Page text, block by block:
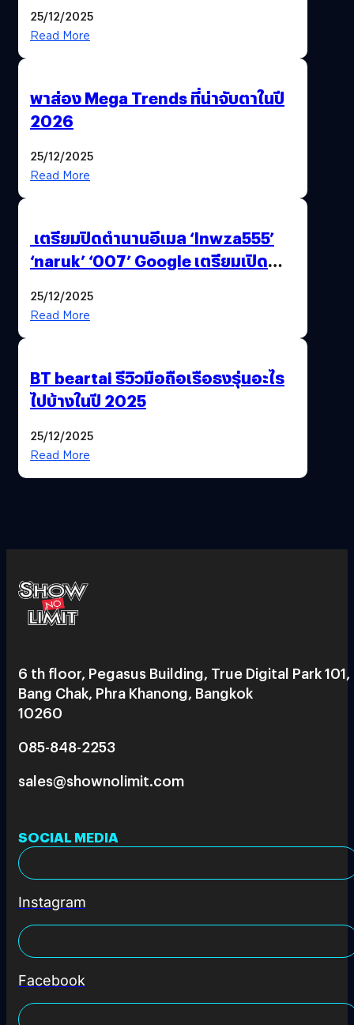
25/12/2025
Read More
พาส่อง Mega Trends ที่น่าจับตาในปี
2026
25/12/2025
Read More
เตรียมปิดตำนานอีเมล ‘lnwza555’
‘naruk’ ‘007’ Google เตรียมเปิด
25/12/2025
Read More
BT beartai รีวิวมือถือเรือธงรุ่นอะไร
ไปบ้างในปี 2025
25/12/2025
Read More
6 th floor, Pegasus Building, True Digital Park 101,
Bang Chak, Phra Khanong, Bangkok
10260
085-848-2253
sales@shownolimit.com
SOCIAL MEDIA
Instagram
Facebook